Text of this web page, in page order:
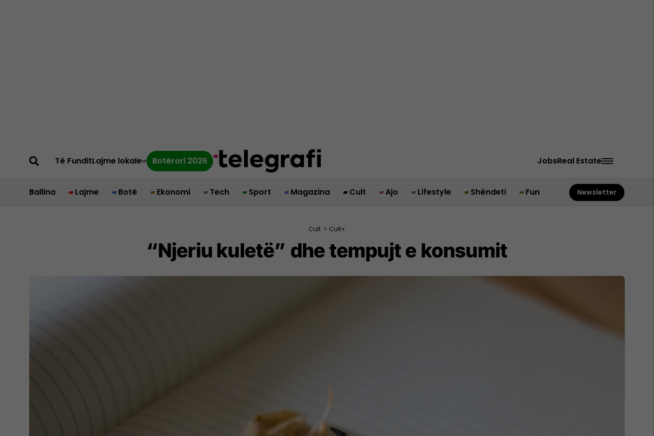
Të FunditLajme lokale Botërori 2026 JobsReal Estate
Ballina Lajme Botë Ekonomi Tech Sport Magazina Cult Ajo Lifestyle Shëndeti Fun Newsletter
Cult > Cult+
“Njeriu kuletë” dhe tempujt e konsumit